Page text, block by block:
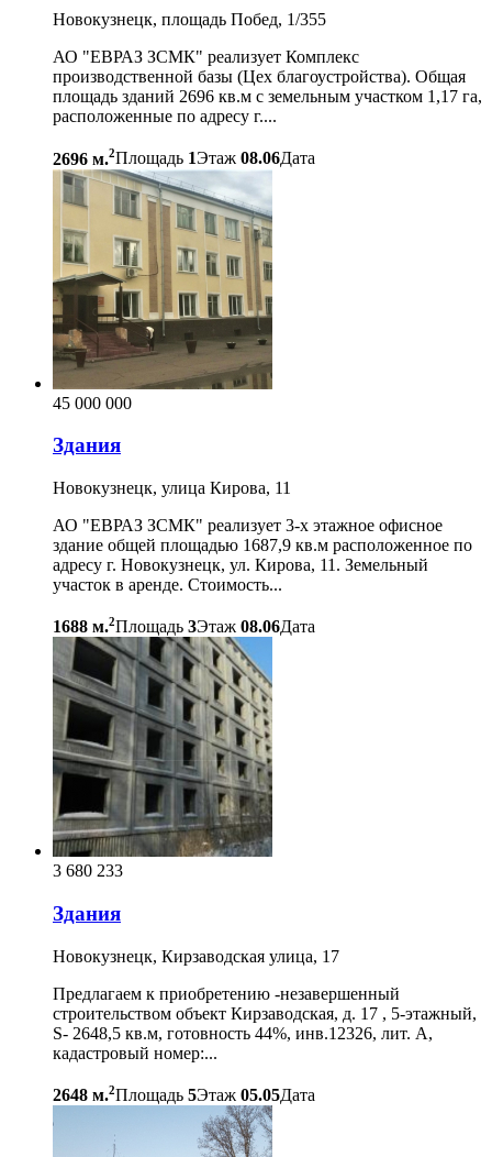
Новокузнецк, площадь Побед, 1/355
АО "ЕВРАЗ ЗСМК" реализует Комплекс
производственной базы (Цех благоустройства). Общая
площадь зданий 2696 кв.м с земельным участком 1,17 га,
расположенные по адресу г....
2696 м.2Площадь 1Этаж 08.06Дата
45 000 000
Здания
Новокузнецк, улица Кирова, 11
АО "ЕВРАЗ ЗСМК" реализует 3-х этажное офисное
здание общей площадью 1687,9 кв.м расположенное по
адресу г. Новокузнецк, ул. Кирова, 11. Земельный
участок в аренде. Стоимость...
1688 м.2Площадь 3Этаж 08.06Дата
3 680 233
Здания
Новокузнецк, Кирзаводская улица, 17
Предлагаем к приобретению -незавершенный
строительством объект Кирзаводская, д. 17 , 5-этажный,
S- 2648,5 кв.м, готовность 44%, инв.12326, лит. А,
кадастровый номер:...
2648 м.2Площадь 5Этаж 05.05Дата